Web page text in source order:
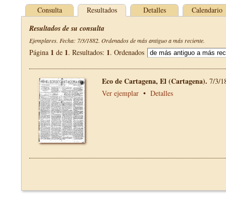
Consulta Resultados Detalles Calendario
Resultados de su consulta
Ejemplares. Fecha: 7/3/1882. Ordenados de más antiguo a más reciente.
Página 1 de 1. Resultados: 1. Ordenados
Eco de Cartagena, El (Cartagena). 7/3/
Ver ejemplar • Detalles